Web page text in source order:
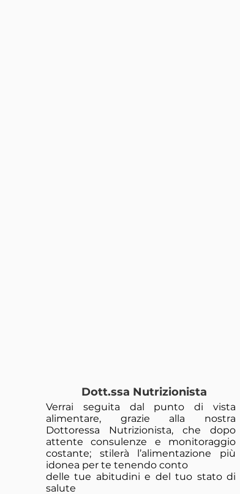
Dott.ssa Nutrizionista
Verrai seguita dal punto di vista
alimentare, grazie alla nostra
Dottoressa Nutrizionista, che dopo
attente consulenze e monitoraggio
costante; stilerà l’alimentazione più
idonea per te tenendo conto
delle tue abitudini e del tuo stato di
salute